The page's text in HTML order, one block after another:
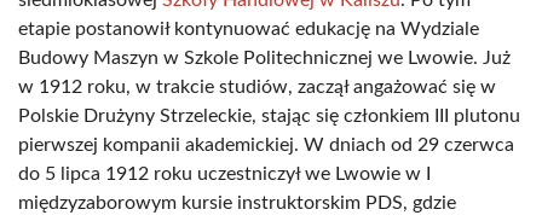
etapie postanowił kontynuować edukację na Wydziale
Budowy Maszyn w Szkole Politechnicznej we Lwowie. Już
w 1912 roku, w trakcie studiów, zaczął angażować się w
Polskie Drużyny Strzeleckie, stając się członkiem III plutonu
pierwszej kompanii akademickiej. W dniach od 29 czerwca
do 5 lipca 1912 roku uczestniczył we Lwowie w I
międzyzaborowym kursie instruktorskim PDS, gdzie